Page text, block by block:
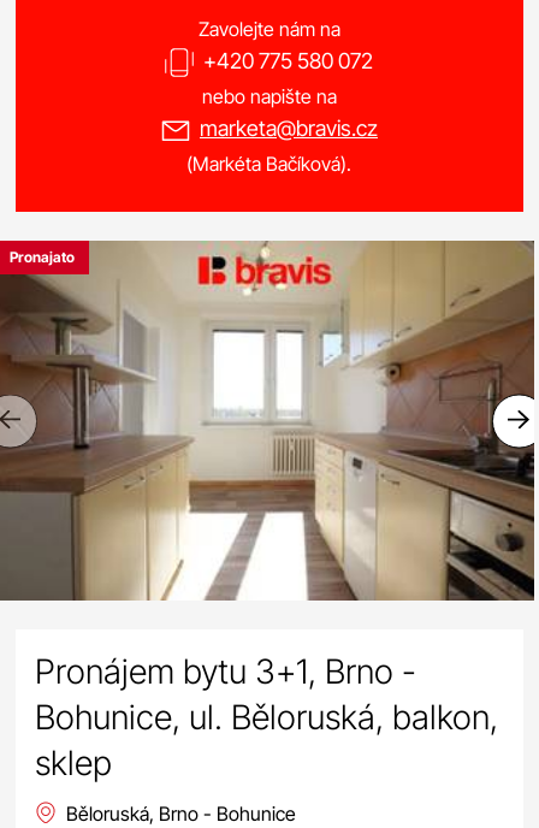
Zavolejte nám na
+420 775 580 072
nebo napište na
marketa@bravis.cz
(Markéta Bačíková).
Previous
Pronajato
Pronájem bytu 3+1, Brno -
Bohunice, ul. Běloruská, balkon,
sklep
Běloruská, Brno - Bohunice